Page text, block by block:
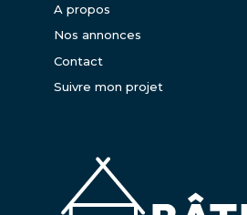
A propos
Nos annonces
Contact
Suivre mon projet